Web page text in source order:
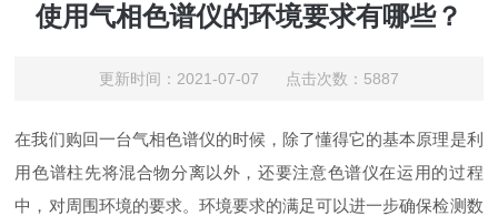
使用气相色谱仪的环境要求有哪些？
更新时间：2021-07-07 点击次数：5887
在我们购回一台气相色谱仪的时候，除了懂得它的基本原理是利
用色谱柱先将混合物分离以外，还要注意色谱仪在运用的过程
中，对周围环境的要求。环境要求的满足可以进一步确保检测数